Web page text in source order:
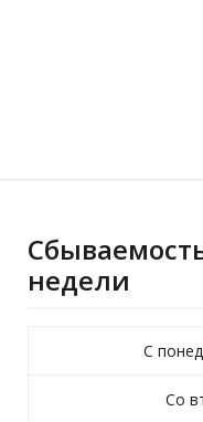
недели
С
Со